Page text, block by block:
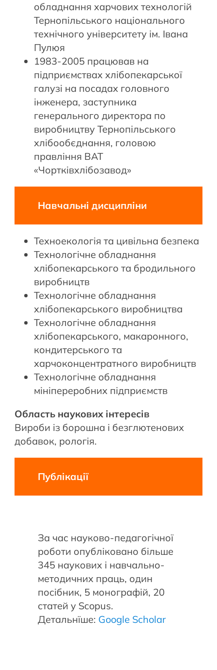
обладнання харчових технологій
Тернопільського національного
технічного університету ім. Івана
Пулюя
1983-2005 працював на
підприємствах хлібопекарської
галузі на посадах головного
інженера, заступника
генерального директора по
виробництву Тернопільського
хлібообєднання, головою
правління ВАТ
«Чортківхлібозавод»
Навчальні дисципліни
Техноекологія та цивільна безпека
Технологічне обладнання
хлібопекарського та бродильного
виробництв
Технологічне обладнання
хлібопекарського виробництва
Технологічне обладнання
хлібопекарського, макаронного,
кондитерського та
харчоконцентратного виробництв
Технологічне обладнання
мініпереробних підприємств
Область наукових інтересів
Вироби із борошна і безглютенових
добавок, рологія.
Публікації
За час науково-педагогічної
роботи опубліковано більше
345 наукових і навчально-
методичних праць, один
посібник, 5 монографій, 20
статей у Scopus.
Детальнїше: Google Scholar